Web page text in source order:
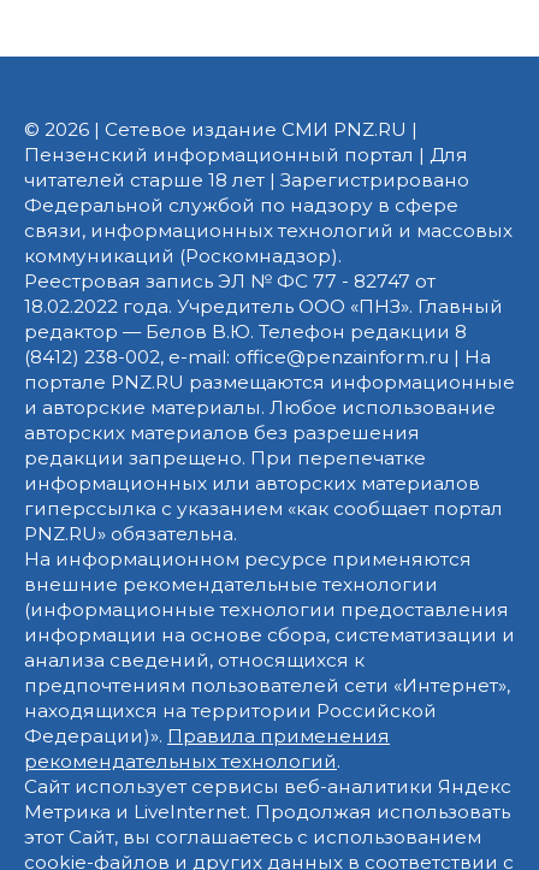
© 2026 | Сетевое издание СМИ PNZ.RU |
Пензенский информационный портал | Для
читателей старше 18 лет | Зарегистрировано
Федеральной службой по надзору в сфере
связи, информационных технологий и массовых
коммуникаций (Роскомнадзор).
Реестровая запись ЭЛ № ФС 77 - 82747 от
18.02.2022 года. Учредитель ООО «ПНЗ». Главный
редактор — Белов В.Ю. Телефон редакции 8
(8412) 238-002, e-mail: office@penzainform.ru | На
портале PNZ.RU размещаются информационные
и авторские материалы. Любое использование
авторских материалов без разрешения
редакции запрещено. При перепечатке
информационных или авторских материалов
гиперссылка с указанием «как сообщает портал
PNZ.RU» обязательна.
На информационном ресурсе применяются
внешние рекомендательные технологии
(информационные технологии предоставления
информации на основе сбора, систематизации и
анализа сведений, относящихся к
предпочтениям пользователей сети «Интернет»,
находящихся на территории Российской
Федерации)». Правила применения
рекомендательных технологий.
Сайт использует сервисы веб-аналитики Яндекс
Метрика и LiveInternet. Продолжая использовать
этот Сайт, вы соглашаетесь с использованием
cookie-файлов и других данных в соответствии с